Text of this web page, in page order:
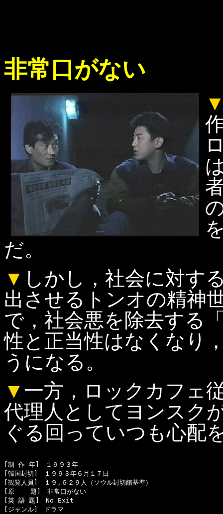
非常口がない
だ。
▼ しかし，社会に対す
出させるトンオの精神
で，社会悪を除去する
性と正当性はなくなり
うになる。
▼ 一方，ロックカフェ
代理人としてヨンスク
ぐる回っていつも心配
[制 作 年]　１９９３年
[韓国封切]　１９９３年６月１７日
[観覧人員]　１９,６２９人（ソウル封切館基準）
[原    題]　非常口がない
[英 語 題]　No Exit
[ジャンル]　ドラマ